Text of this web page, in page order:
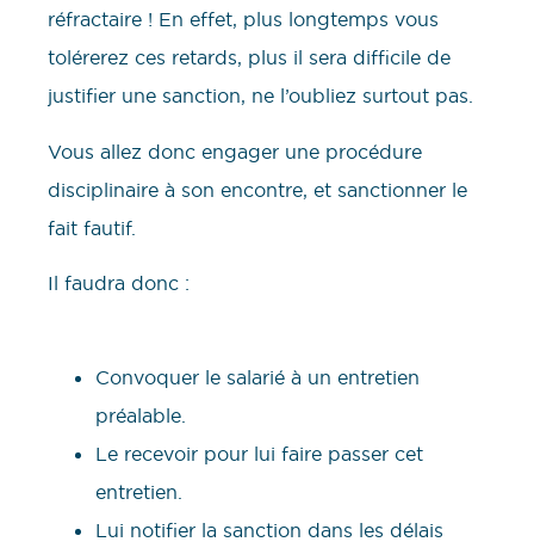
réfractaire ! En effet, plus longtemps vous
tolérerez ces retards, plus il sera difficile de
justifier une sanction, ne l’oubliez surtout pas.
Vous allez donc engager une procédure
disciplinaire à son encontre, et sanctionner le
fait fautif.
Il faudra donc :
Convoquer le salarié à un entretien
préalable.
Le recevoir pour lui faire passer cet
entretien.
Lui notifier la sanction dans les délais